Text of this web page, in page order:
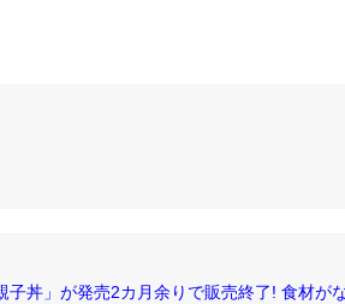
子丼」が発売2カ月余りで販売終了! 食材が